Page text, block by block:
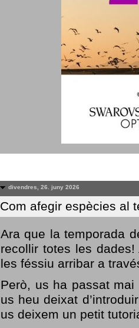
divendres, 26. juny 2026
Com afegir espècies al
Ara que la temporada
recollir totes les
les féssiu arribar a
Però, us ha passat
us heu deixat
us deixem un petit